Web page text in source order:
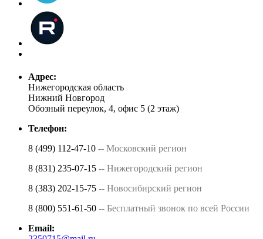
Адрес:
Нижегородская область
Нижний Новгород
Обозный переулок, 4, офис 5 (2 этаж)
Телефон:
8 (499) 112-47-10 -- Московский регион
8 (831) 235-07-15 -- Нижегородский регион
8 (383) 202-15-75 -- Новосибирский регион
8 (800) 551-61-50 -- Бесплатный звонок по всей России
Email: